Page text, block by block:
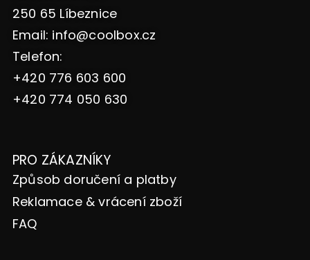
250 65 Líbeznice
Email: info@coolbox.cz
Telefon:
+420 776 603 600
+420 774 050 630
PRO ZÁKAZNÍKY
Způsob doručení a platby
Reklamace & vrácení zboží
FAQ